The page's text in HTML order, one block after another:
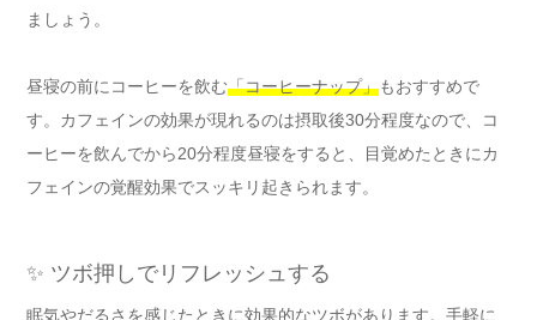
ましょう。
昼寝の前にコーヒーを飲む「コーヒーナップ」もおすすめで
す。カフェインの効果が現れるのは摂取後30分程度なので、コ
ーヒーを飲んでから20分程度昼寝をすると、目覚めたときにカ
フェインの覚醒効果でスッキリ起きられます。
✨ ツボ押しでリフレッシュする
眠気やだるさを感じたときに効果的なツボがあります。手軽に